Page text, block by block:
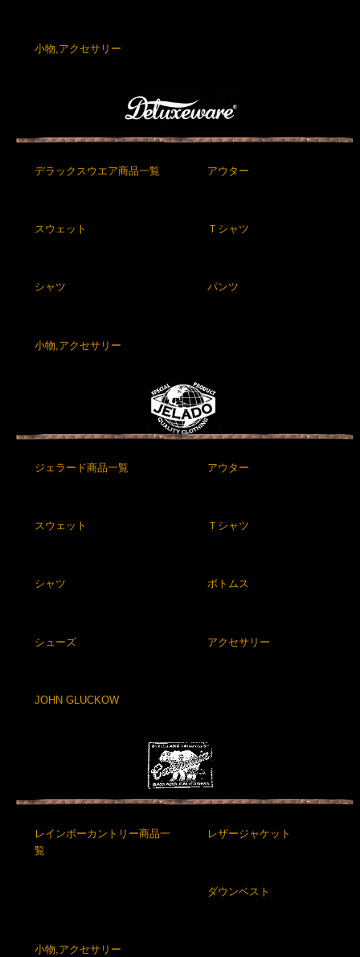
小物,アクセサリー
デラックスウエア商品一覧 アウター
スウェット Ｔシャツ
シャツ パンツ
小物,アクセサリー
ジェラード商品一覧 アウター
スウェット Ｔシャツ
シャツ ボトムス
シューズ アクセサリー
JOHN GLUCKOW
レインボーカントリー商品一
覧
レザージャケット
ダウンベスト
小物,アクセサリー